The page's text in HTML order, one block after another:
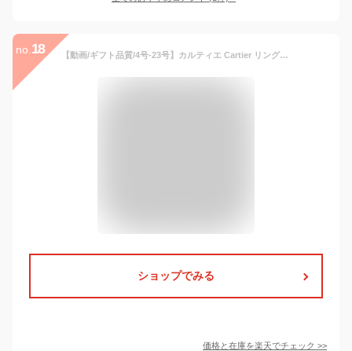
no. 18 【動画/ギフト品質/4号-23号】カルティエ Cartier リング 指輪 ミニ ラブリング ラブ LOVE ピンクゴールド 18金 K18PG B4085200 レディース 女性 彼女 妻 メンズ 男性 彼氏 誕生日 記念日 プレゼント ギフト クリスマス 20代 30代 40代 50代【中古】
ショップでみる
価格と在庫を楽天でチェック >>